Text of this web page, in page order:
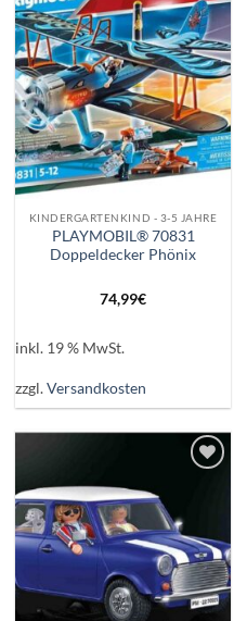
Wunschliste
KINDERGARTENKIND - 3-5 JAHRE
PLAYMOBIL® 70831
Doppeldecker Phönix
74,99€
inkl. 19 % MwSt.
zzgl.Versandkosten
Wunschliste